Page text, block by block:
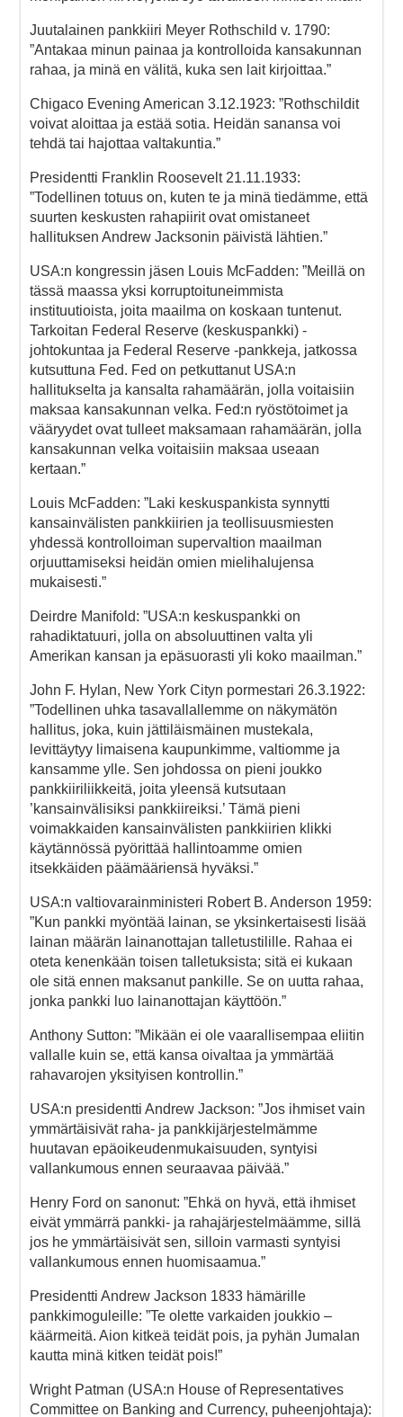
Juutalainen pankkiiri Meyer Rothschild v. 1790:
”Antakaa minun painaa ja kontrolloida kansakunnan
rahaa, ja minä en välitä, kuka sen lait kirjoittaa.”
Chigaco Evening American 3.12.1923: ”Rothschildit
voivat aloittaa ja estää sotia. Heidän sanansa voi
tehdä tai hajottaa valtakuntia.”
Presidentti Franklin Roosevelt 21.11.1933:
”Todellinen totuus on, kuten te ja minä tiedämme, että
suurten keskusten rahapiirit ovat omistaneet
hallituksen Andrew Jacksonin päivistä lähtien.”
USA:n kongressin jäsen Louis McFadden: ”Meillä on
tässä maassa yksi korruptoituneimmista
instituutioista, joita maailma on koskaan tuntenut.
Tarkoitan Federal Reserve (keskuspankki) -
johtokuntaa ja Federal Reserve -pankkeja, jatkossa
kutsuttuna Fed. Fed on petkuttanut USA:n
hallitukselta ja kansalta rahamäärän, jolla voitaisiin
maksaa kansakunnan velka. Fed:n ryöstötoimet ja
vääryydet ovat tulleet maksamaan rahamäärän, jolla
kansakunnan velka voitaisiin maksaa useaan
kertaan.”
Louis McFadden: ”Laki keskuspankista synnytti
kansainvälisten pankkiirien ja teollisuusmiesten
yhdessä kontrolloiman supervaltion maailman
orjuuttamiseksi heidän omien mielihalujensa
mukaisesti.”
Deirdre Manifold: ”USA:n keskuspankki on
rahadiktatuuri, jolla on absoluuttinen valta yli
Amerikan kansan ja epäsuorasti yli koko maailman.”
John F. Hylan, New York Cityn pormestari 26.3.1922:
”Todellinen uhka tasavallallemme on näkymätön
hallitus, joka, kuin jättiläismäinen mustekala,
levittäytyy limaisena kaupunkimme, valtiomme ja
kansamme ylle. Sen johdossa on pieni joukko
pankkiiriliikkeitä, joita yleensä kutsutaan
’kansainvälisiksi pankkiireiksi.’ Tämä pieni
voimakkaiden kansainvälisten pankkiirien klikki
käytännössä pyörittää hallintoamme omien
itsekkäiden päämääriensä hyväksi.”
USA:n valtiovarainministeri Robert B. Anderson 1959:
”Kun pankki myöntää lainan, se yksinkertaisesti lisää
lainan määrän lainanottajan talletustilille. Rahaa ei
oteta kenenkään toisen talletuksista; sitä ei kukaan
ole sitä ennen maksanut pankille. Se on uutta rahaa,
jonka pankki luo lainanottajan käyttöön.”
Anthony Sutton: ”Mikään ei ole vaarallisempaa eliitin
vallalle kuin se, että kansa oivaltaa ja ymmärtää
rahavarojen yksityisen kontrollin.”
USA:n presidentti Andrew Jackson: ”Jos ihmiset vain
ymmärtäisivät raha- ja pankkijärjestelmämme
huutavan epäoikeudenmukaisuuden, syntyisi
vallankumous ennen seuraavaa päivää.”
Henry Ford on sanonut: ”Ehkä on hyvä, että ihmiset
eivät ymmärrä pankki- ja rahajärjestelmäämme, sillä
jos he ymmärtäisivät sen, silloin varmasti syntyisi
vallankumous ennen huomisaamua.”
Presidentti Andrew Jackson 1833 hämärille
pankkimoguleille: ”Te olette varkaiden joukkio –
käärmeitä. Aion kitkeä teidät pois, ja pyhän Jumalan
kautta minä kitken teidät pois!”
Wright Patman (USA:n House of Representatives
Committee on Banking and Currency, puheenjohtaja):